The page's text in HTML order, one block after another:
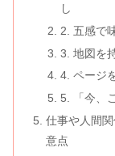
し
2. 五感で
3. 地図を
4. ページ
5. 「今、
仕事や人間
意点